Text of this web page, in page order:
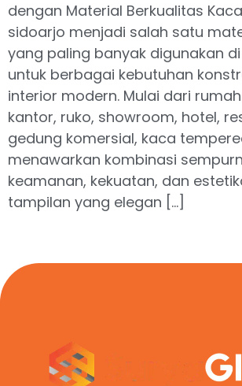
dengan Material Berkualitas
sidoarjo menjadi salah satu
yang paling banyak digunakan
untuk berbagai kebutuhan
interior modern. Mulai dari
kantor, ruko, showroom, hotel,
gedung komersial, kaca
menawarkan kombinasi
keamanan, kekuatan, dan
tampilan yang elegan […]